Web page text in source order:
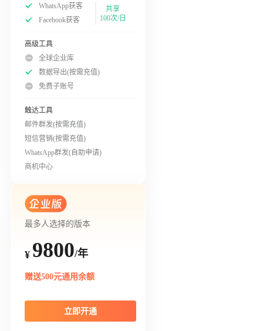
WhatsApp获客
Facebook获客
共享
100次/日
高级工具
全球企业库
数据导出(按需充值)
免费子账号
触达工具
邮件群发(按需充值)
短信营销(按需充值)
WhatsApp群发(自助申请)
商机中心
最多人选择的版本
¥ 9800/年
赠送500元通用余额
立即开通